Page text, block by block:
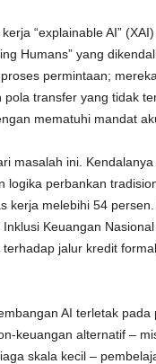
“explainable AI”
Humans” yang
permintaan;
transfer yang tidak
mematuhi mandat
masalah ini.
logika perbankan
kerja melebihi 54
Keuangan
jalur kredit
AI terletak
keuangan alternatif –
skala kecil –